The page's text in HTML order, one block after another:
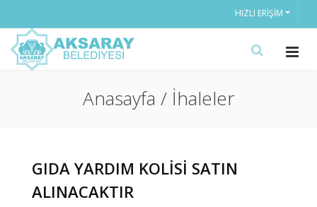
HIZLI ERIŞIM
Anasayfa / İhaleler
GIDA YARDIM KOLİSİ SATIN
ALINACAKTIR